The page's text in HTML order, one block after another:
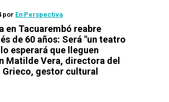
por En Perspectiva
en Tacuarembó reabre
de 60 años: Será "un teatro
esperará que lleguen
Matilde Vera, directora del
gestor cultural